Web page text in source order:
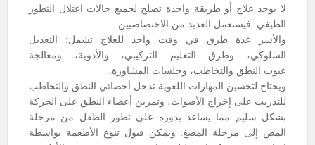
لا يوجد علاج أو طريقة واحدة تصلح لجميع حالات اعتلال التطور
الطيفي. فيستعمل العديد من الاختصاصيين
والأسر عدة طرق في وقت واحد للعلاج تشمل: التعديل
السلوكي، وطرق التعليم التركيبي، والأدوية، ومعالجة
عيوب النطق والتخاطب، وجلسات المشاورة.
ويحتاج لتحسين المهارات اللغوية تدخل أخصائي النطق والتخاطب
للتدريب على إخراج الأصوات، وتمرين أعضاء النطق على الحركة
بشكل سليم مما يساعد بدوره على تطور الطفل من مرحلة
المص إلى مرحلة المضغ. ويمكن قبول تنوع الأطعمة بواسطة